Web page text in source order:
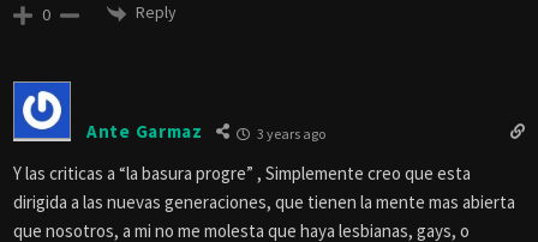
0 Reply
Ante Garmaz 3 years ago
Y las criticas a “la basura progre” , Simplemente creo que esta
dirigida a las nuevas generaciones, que tienen la mente mas abierta
que nosotros, a mi no me molesta que haya lesbianas, gays, o